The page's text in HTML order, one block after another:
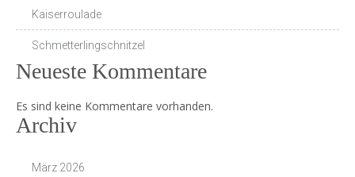
Kaiserroulade
Schmetterlingschnitzel
Neueste Kommentare
Es sind keine Kommentare vorhanden.
Archiv
März 2026